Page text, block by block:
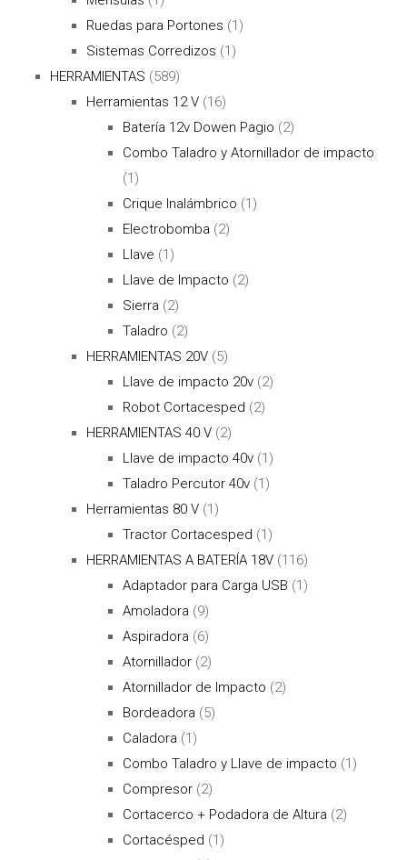
Ruedas para Portones (1)
Sistemas Corredizos (1)
HERRAMIENTAS (589)
Herramientas 12 V (16)
Batería 12v Dowen Pagio (2)
Combo Taladro y Atornillador de impacto
(1)
Crique Inalámbrico (1)
Electrobomba (2)
Llave (1)
Llave de Impacto (2)
Sierra (2)
Taladro (2)
HERRAMIENTAS 20V (5)
Llave de impacto 20v (2)
Robot Cortacesped (2)
HERRAMIENTAS 40 V (2)
Llave de impacto 40v (1)
Taladro Percutor 40v (1)
Herramientas 80 V (1)
Tractor Cortacesped (1)
HERRAMIENTAS A BATERÍA 18V (116)
Adaptador para Carga USB (1)
Amoladora (9)
Aspiradora (6)
Atornillador (2)
Atornillador de Impacto (2)
Bordeadora (5)
Caladora (1)
Combo Taladro y Llave de impacto (1)
Compresor (2)
Cortacerco + Podadora de Altura (2)
Cortacésped (1)